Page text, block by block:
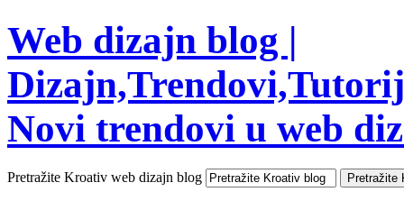
Web dizajn blog |
Novi trendovi u web
Pretražite Kroativ web dizajn blog